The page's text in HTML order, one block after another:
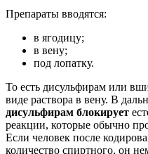
Препараты вводятся:
в ягодицу;
в вену;
под лопатку.
То есть дисульфирам или
виде раствора в вену. В
дисульфирам блокирует
реакции, которые обычно
Если человек после
количество спиртного, он